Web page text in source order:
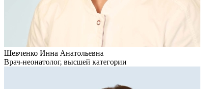
Шевченко Инна Анатольевна
Врач-неонатолог, высшей категории